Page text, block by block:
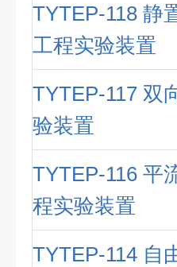
TYTEP-118 静
工程实验装置
TYTEP-117 双
验装置
TYTEP-116 平
程实验装置
TYTEP-114 自